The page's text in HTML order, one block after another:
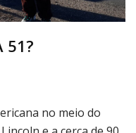
51?
no meio do